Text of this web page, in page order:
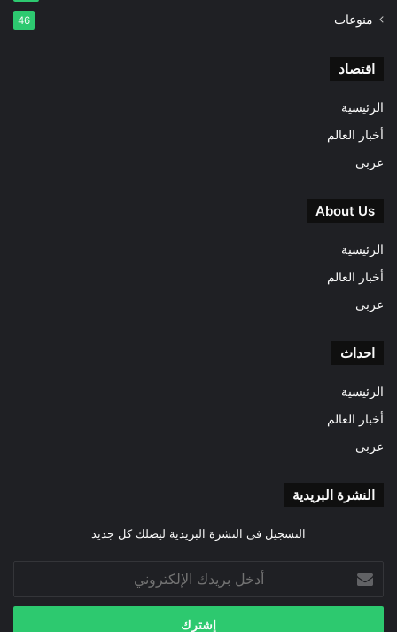
منوعات 46
اقتصاد
الرئيسية
أخبار العالم
عربى
About Us
الرئيسية
أخبار العالم
عربى
احداث
الرئيسية
أخبار العالم
عربى
النشرة البريدية
التسجيل فى النشرة البريدية ليصلك كل جديد
بريدك
الإلكتروني